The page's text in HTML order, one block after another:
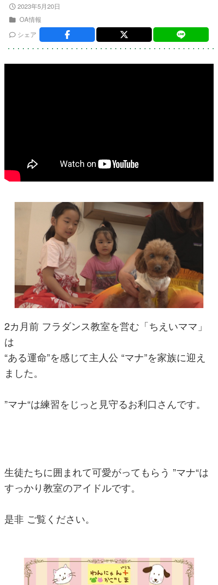
2023年5月20日
OA情報
シェア
2カ月前 フラダンス教室を営む「ちえいママ」
は
“ある運命”を感じて主人公 “マナ”を家族に迎え
ました。
”マナ“は練習をじっと見守るお利口さんです。
生徒たちに囲まれて可愛がってもらう ”マナ“は
すっかり教室のアイドルです。
是非 ご覧ください。